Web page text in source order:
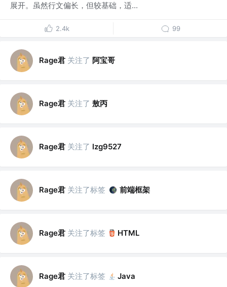
展开。虽然行文偏长，但较基础，适...
2.4k 99
Rage君 关注了 阿宝哥
Rage君 关注了 敖丙
Rage君 关注了 lzg9527
Rage君 关注了标签 前端框架
Rage君 关注了标签 HTML
Rage君 关注了标签 Java